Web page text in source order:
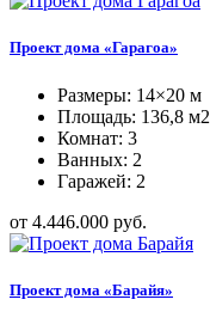
Проект дома «Гарагоа»
Размеры: 14×20 м
Площадь: 136,8 м2
Комнат: 3
Ванных: 2
Гаражей: 2
от 4.446.000 руб.
Проект дома «Барайя»